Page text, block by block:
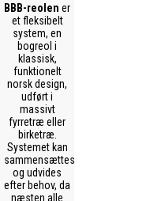
BBB-reolen er
et fleksibelt
system, en
bogreol i
klassisk,
funktionelt
norsk design,
udført i
massivt
fyrretræ eller
birketræ.
Systemet kan
sammensættes
og udvides
efter behov, da
næsten alle